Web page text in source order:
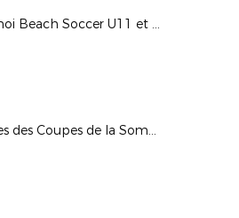
Tournoi Beach Soccer U11 et U13
Finales des Coupes de la Somme Seniors 2025